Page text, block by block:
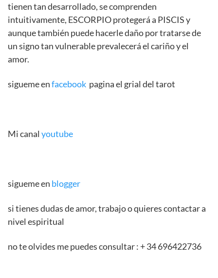
tienen tan desarrollado, se comprenden
intuitivamente, ESCORPIO protegerá a PISCIS y
aunque también puede hacerle daño por tratarse de
un signo tan vulnerable prevalecerá el cariño y el
amor.
sigueme enfacebook pagina el grial del tarot
Mi canal youtube
sigueme en blogger
si tienes dudas de amor, trabajo o quieres contactar a
nivel espiritual
no te olvides me puedes consultar : + 34 696422736